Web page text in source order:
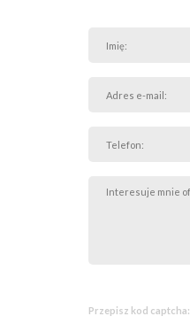
Przepisz kod captcha: